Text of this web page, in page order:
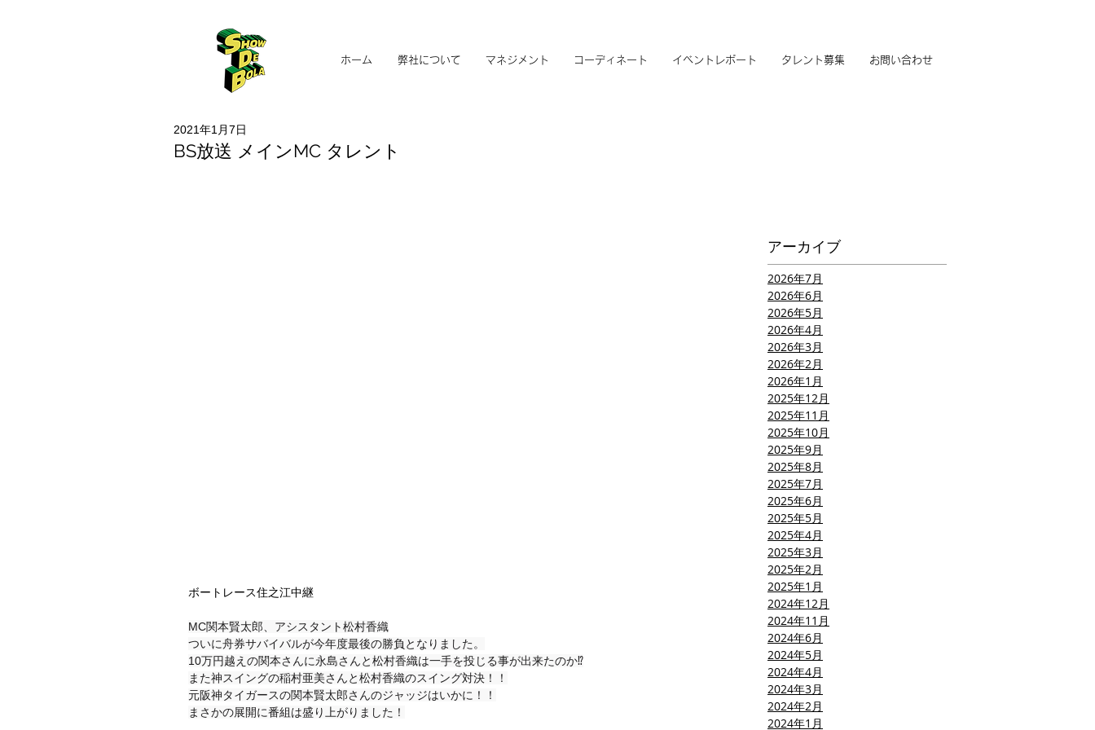
ホーム 弊社について マネジメント コーディネート イベントレポート タレント募集 お問い合わせ
BS放送 メインMC タレント
2021年1月7日
ボートレース住之江中継
MC関本賢太郎、アシスタント松村香織
ついに舟券サバイバルが今年度最後の勝負となりました。
10万円越えの関本さんに永島さんと松村香織は一手を投じる事が出来たのか⁉︎
また神スイングの稲村亜美さんと松村香織のスイング対決！！
元阪神タイガースの関本賢太郎さんのジャッジはいかに！！
まさかの展開に番組は盛り上がりました！
アーカイブ
2026年7月
2026年6月
2026年5月
2026年4月
2026年3月
2026年2月
2026年1月
2025年12月
2025年11月
2025年10月
2025年9月
2025年8月
2025年7月
2025年6月
2025年5月
2025年4月
2025年3月
2025年2月
2025年1月
2024年12月
2024年11月
2024年6月
2024年5月
2024年4月
2024年3月
2024年2月
2024年1月